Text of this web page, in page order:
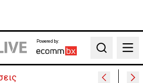
Powered by:
Search